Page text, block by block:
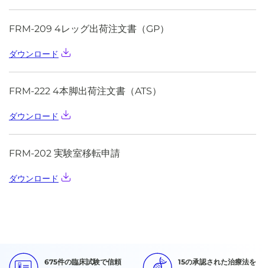
FRM-209 4レッグ出荷注文書（GP）
ダウンロード
FRM-222 4本脚出荷注文書（ATS）
ダウンロード
FRM-202 実験室移転申請
ダウンロード
675件の臨床試験で信頼
15の承認された治療法を